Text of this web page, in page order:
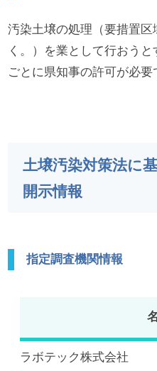
汚染土壌の処理（要措置
く。）を業として行おう
ごとに県知事の許可が必要
土壌汚染対策法に
開示情報
指定調査機関情報
ラボテック株式会社